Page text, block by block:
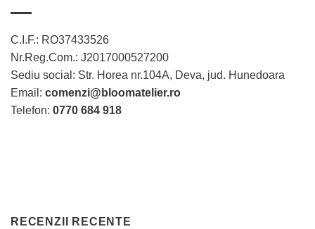
fi
alese
în
pagina
produsului.
în
C.I.F.: RO37433526
Nr.Reg.Com.: J2017000527200
Sediu social: Str. Horea nr.104A, Deva, jud. Hunedoara
Email: comenzi@bloomatelier.ro
Telefon: 0770 684 918
RECENZII RECENTE